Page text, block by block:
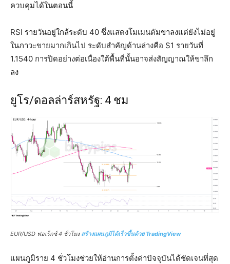
ควบคุมได้ในตอนนี้
RSI รายวันอยู่ใกล้ระดับ 40 ซึ่งแสดงโมเมนตัมขาลงแต่ยังไม่อยู่
ในภาวะขายมากเกินไป ระดับสำคัญด้านล่างคือ S1 รายวันที่
1.1540 การปิดอย่างต่อเนื่องใต้พื้นที่นั้นอาจส่งสัญญาณให้ขาลึก
ลง
ยูโร/ดอลล่าร์สหรัฐ: 4 ชม
EUR/USD ฟอเร็กซ์ 4 ชั่วโมง สร้างแผนภูมิได้เร็วขึ้นด้วย TradingView
แผนภูมิราย 4 ชั่วโมงช่วยให้อ่านการตั้งค่าปัจจุบันได้ชัดเจนที่สุด